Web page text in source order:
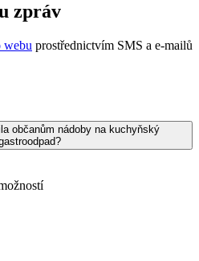
zpráv
webu prostřednictvím SMS a e-mailů
občanům nádoby na kuchyňský